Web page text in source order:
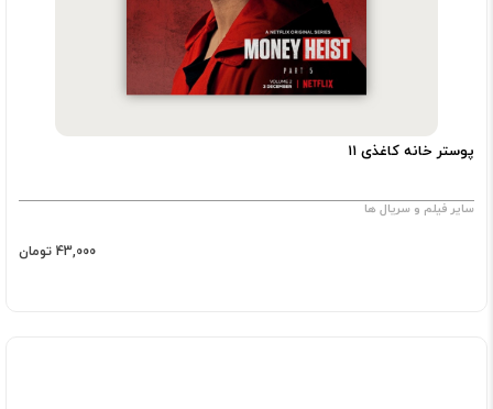
پوستر خانه کاغذی ۱۱
سایر فیلم و سریال ها
43,000 تومان